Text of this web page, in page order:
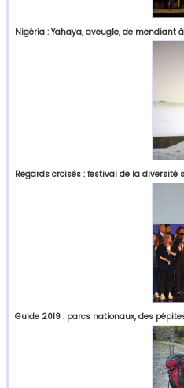
Nigéria : Yahaya, aveugle, de mendiant
Regards croisés : festival de la diversité
Guide 2019 : parcs nationaux, des